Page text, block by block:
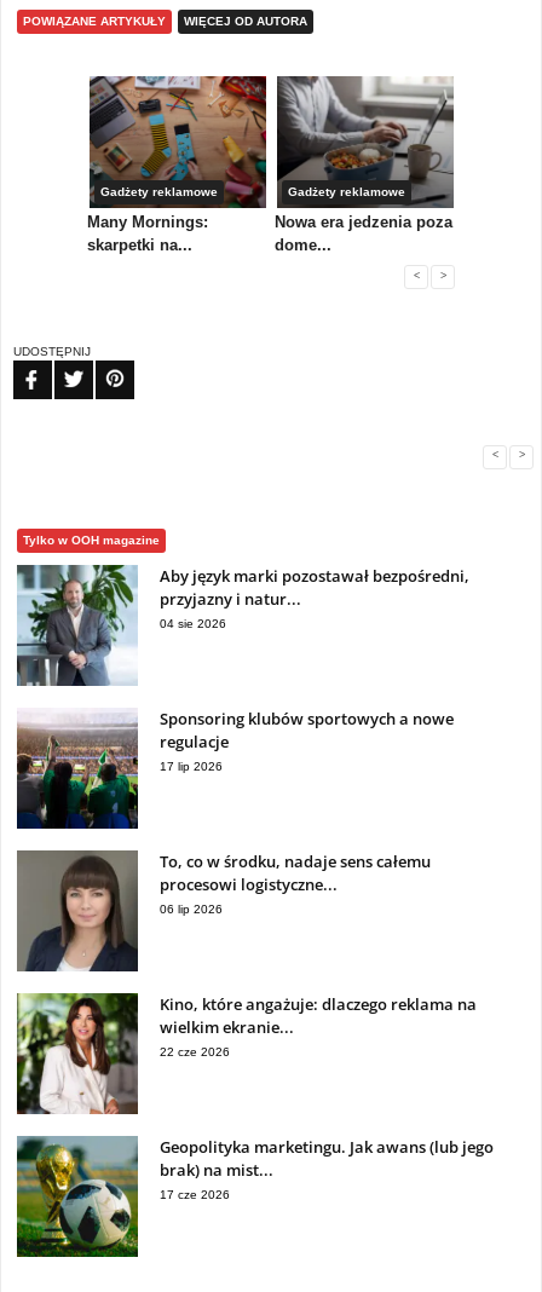
POWIĄZANE ARTYKUŁY WIĘCEJ OD AUTORA
Gadżety reklamowe
Many Mornings:
skarpetki na...
Gadżety reklamowe
Nowa era jedzenia poza
dome...
< >
UDOSTĘPNIJ
< >
Tylko w OOH magazine
Aby język marki pozostawał bezpośredni,
przyjazny i natur...
04 sie 2026
Sponsoring klubów sportowych a nowe
regulacje
17 lip 2026
To, co w środku, nadaje sens całemu
procesowi logistyczne...
06 lip 2026
Kino, które angażuje: dlaczego reklama na
wielkim ekranie...
22 cze 2026
Geopolityka marketingu. Jak awans (lub jego
brak) na mist...
17 cze 2026